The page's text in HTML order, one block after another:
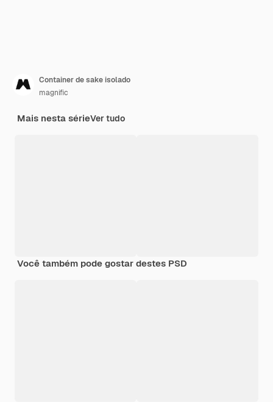
Container de sake isolado
magnific
Mais nesta sérieVer tudo
Você também pode gostar destes PSD